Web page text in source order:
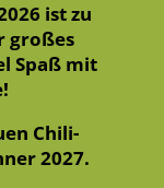
ist zu
großes
Spaß mit
Chili-
2027.